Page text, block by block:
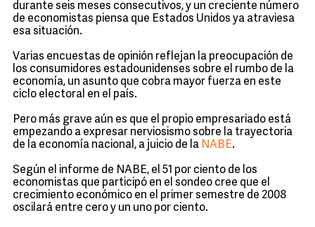
durante seis meses consecutivos, y un creciente número
de economistas piensa que Estados Unidos ya atraviesa
esa situación.
Varias encuestas de opinión reflejan la preocupación de
los consumidores estadounidenses sobre el rumbo de la
economía, un asunto que cobra mayor fuerza en este
ciclo electoral en el país.
Pero más grave aún es que el propio empresariado está
empezando a expresar nerviosismo sobre la trayectoria
de la economía nacional, a juicio de la NABE.
Según el informe de NABE, el 51 por ciento de los
economistas que participó en el sondeo cree que el
crecimiento económico en el primer semestre de 2008
oscilará entre cero y un uno por ciento.